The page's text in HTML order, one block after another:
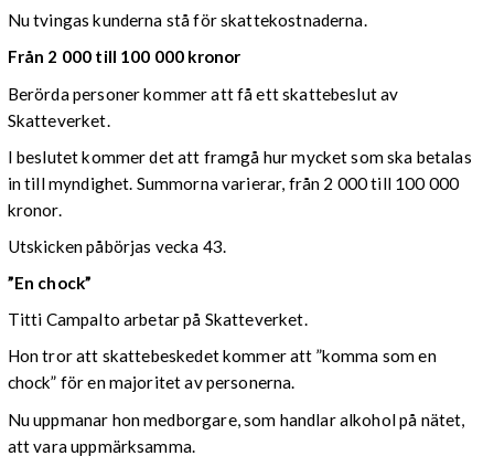
Nu tvingas kunderna stå för skattekostnaderna.
Från 2 000 till 100 000 kronor
Berörda personer kommer att få ett skattebeslut av
Skatteverket.
I beslutet kommer det att framgå hur mycket som ska betalas
in till myndighet. Summorna varierar, från 2 000 till 100 000
kronor.
Utskicken påbörjas vecka 43.
”En chock”
Titti Campalto arbetar på Skatteverket.
Hon tror att skattebeskedet kommer att ”komma som en
chock” för en majoritet av personerna.
Nu uppmanar hon medborgare, som handlar alkohol på nätet,
att vara uppmärksamma.